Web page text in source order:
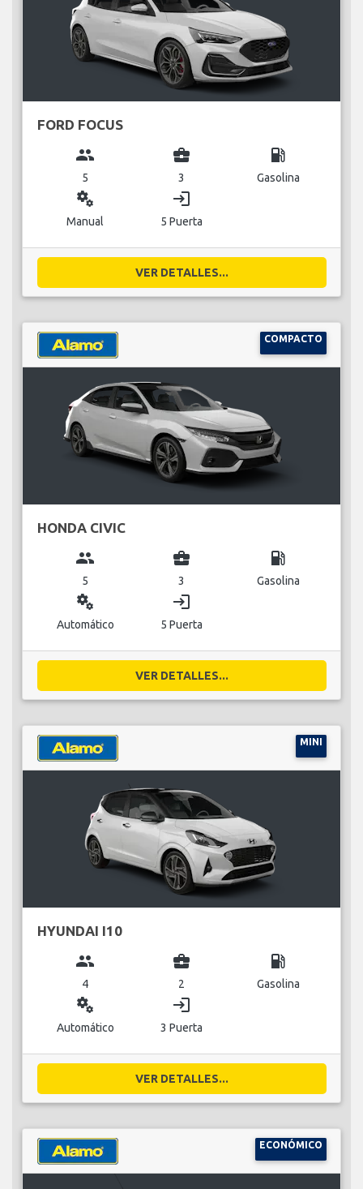
FORD FOCUS
group
5
business_center
3
local_gas_station
Gasolina
miscellaneous_services
Manual
login
5 Puerta
VER DETALLES...
COMPACTO
HONDA CIVIC
group
5
business_center
3
local_gas_station
Gasolina
miscellaneous_services
Automático
login
5 Puerta
VER DETALLES...
MINI
HYUNDAI I10
group
4
business_center
2
local_gas_station
Gasolina
miscellaneous_services
Automático
login
3 Puerta
VER DETALLES...
ECONÓMICO